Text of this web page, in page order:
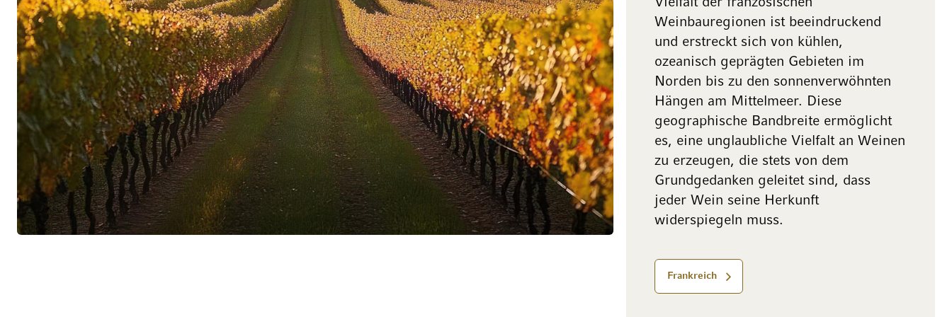
konsequenten Arbeit in den Reben. Niedrige Erträge, sorgfältige Laubarbeit,
nachhaltige Bewirtschaftung und eine selektive Handlese bilden die Grundlage
für charaktervolle Weine, die ihre Herkunft unverfälscht widerspiegeln. Im Keller
wird bewusst behutsam gearbeitet, damit jede Lage ihre eigene Persönlichkeit
bewahren kann.
Eleganz als Handschrift
Ob in Pomerol, Saint-Émilion oder im Napa Valley – sämtliche Weine der Familie
Moueix verbindet eine gemeinsame Handschrift. Sie stehen für Eleganz, Balance
und aussergewöhnliche Langlebigkeit, ohne dabei jemals ihre Herkunft aus den
Augen zu verlieren. Diese kompromisslose Ausrichtung auf Qualität und Terroir
hat die Familie Moueix zu einer der angesehensten Wein-Dynastien der Welt
gemacht.
Weinbauregionen ist beeindruckend
und erstreckt sich von kühlen,
ozeanisch geprägten Gebieten im
Norden bis zu den sonnenverwöhnten
Hängen am Mittelmeer. Diese
geographische Bandbreite ermöglicht
es, eine unglaubliche Vielfalt an Weinen
zu erzeugen, die stets von dem
Grundgedanken geleitet sind, dass
jeder Wein seine Herkunft
widerspiegeln muss.
Frankreich